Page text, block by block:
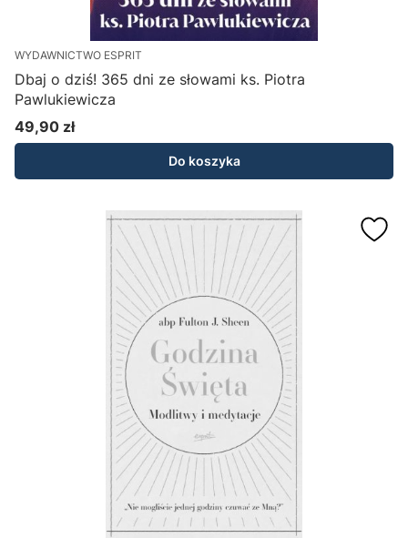
WYDAWNICTWO ESPRIT
Dbaj o dziś! 365 dni ze słowami ks. Piotra
Pawlukiewicza
Cena
49,90 zł
Do koszyka